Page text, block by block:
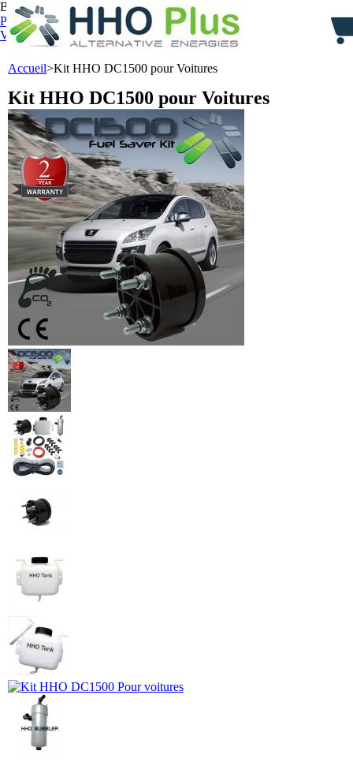
Bienvenue,
identifiez-vous
Panier : 0 produit produits
(vide)
Votre compte
Accueil>Kit HHO DC1500 pour Voitures
Kit HHO DC1500 pour Voitures